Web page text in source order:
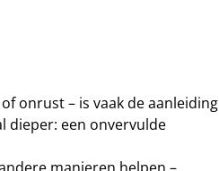
onrust – is vaak de aanleiding
dieper: een onvervulde